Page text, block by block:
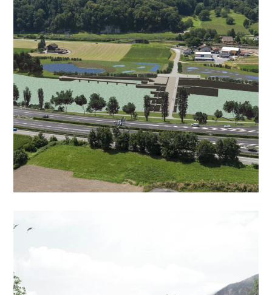
GÉNIE CIVIL, ENVIRONNEMENT, TRAVAUX PUBLICS